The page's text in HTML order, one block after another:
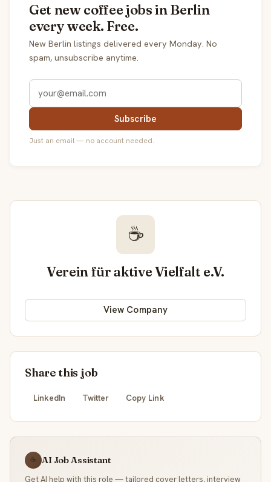
Get new coffee jobs in Berlin
every week. Free.
New Berlin listings delivered every Monday. No
spam, unsubscribe anytime.
Subscribe
Just an email — no account needed.
☕
Verein für aktive Vielfalt e.V.
View Company
Share this job
LinkedIn Twitter Copy Link
☕ AI Job Assistant
Get AI help with this role — tailored cover letters, interview